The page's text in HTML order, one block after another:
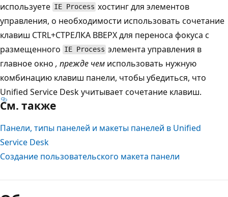
используете IE Process хостинг для элементов
управления, о необходимости использовать сочетание
клавиш CTRL+СТРЕЛКА ВВЕРХ для переноса фокуса с
размещенного IE Process элемента управления в
главное окно , прежде чем использовать нужную
комбинацию клавиш панели, чтобы убедиться, что
Unified Service Desk учитывает сочетание клавиш.
См. также
Панели, типы панелей и макеты панелей в Unified
Service Desk
Создание пользовательского макета панели